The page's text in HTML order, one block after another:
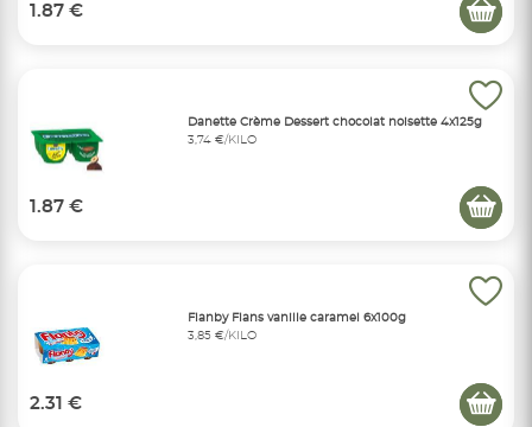
1.87 €
Danette Crème Dessert chocolat noisette 4x125g
3,74 €/KILO
1.87 €
Flanby Flans vanille caramel 6x100g
3,85 €/KILO
2.31 €